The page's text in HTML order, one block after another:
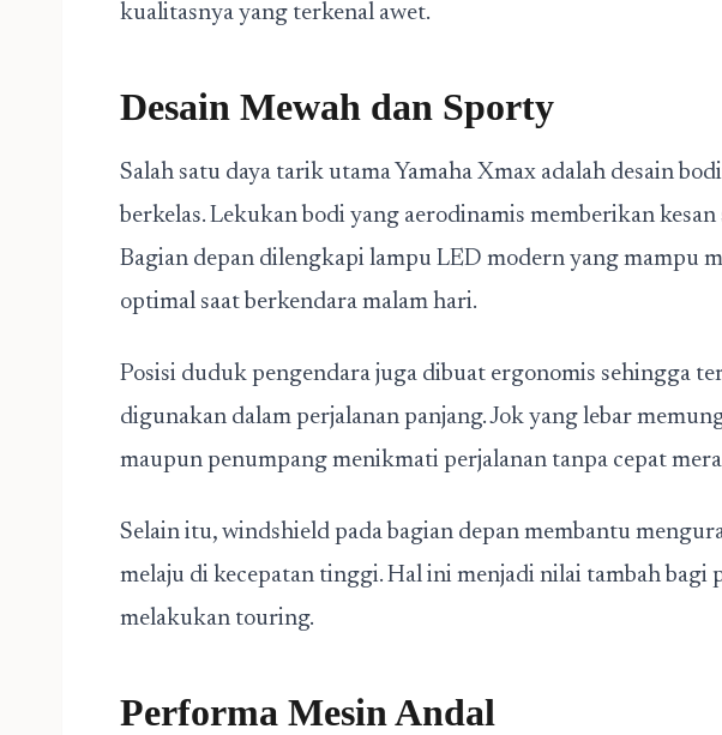
kualitasnya yang terkenal awet.
Desain Mewah dan Sporty
Salah satu daya tarik utama Yamaha Xmax adalah desain
berkelas. Lekukan bodi yang aerodinamis memberikan
Bagian depan dilengkapi lampu LED modern yang mampu
optimal saat berkendara malam hari.
Posisi duduk pengendara juga dibuat ergonomis sehingga
digunakan dalam perjalanan panjang. Jok yang lebar
maupun penumpang menikmati perjalanan tanpa cepat
Selain itu, windshield pada bagian depan membantu
melaju di kecepatan tinggi. Hal ini menjadi nilai tambah bagi
melakukan touring.
Performa Mesin Andal